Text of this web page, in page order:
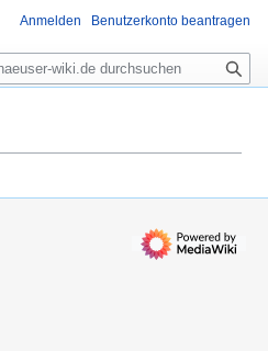
Anmelden Benutzerkonto beantragen